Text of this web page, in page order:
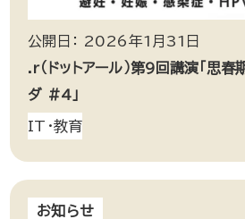
公開日： 2026年1月31日
.r（ドットアール）第9回講演「思
ダ #4」
IT・教育
お知らせ